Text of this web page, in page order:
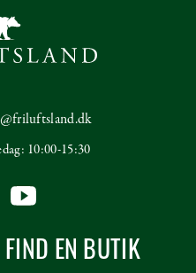
10:00-15:30
FIND EN BUTIK